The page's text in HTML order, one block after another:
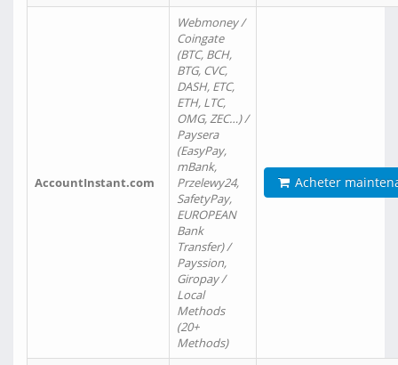
AccountInstant.com
Webmoney /
Coingate
(BTC, BCH,
BTG, CVC,
DASH, ETC,
ETH, LTC,
OMG, ZEC…) /
Paysera
(EasyPay,
mBank,
Przelewy24,
SafetyPay,
EUROPEAN
Bank
Transfer) /
Payssion,
Giropay /
Local
Methods
(20+
Methods)
Acheter